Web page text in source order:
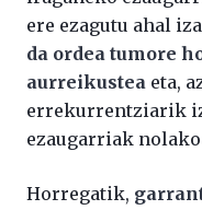
ere ezagutu ahal
da ordea tumore
aurreikustea eta,
errekurrentziarik
ezaugarriak
Horregatik,